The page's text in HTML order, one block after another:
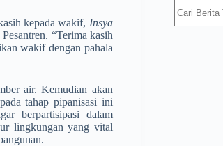
kepada wakif, Insya
“Terima kasih
wakif dengan pahala
air. Kemudian akan
tahap pipanisasi ini
berpartisipasi dalam
lingku­ngan yang vital